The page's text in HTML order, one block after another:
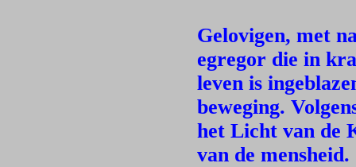
Gelovigen, met
egregor die in
leven is
beweging.
het Licht van de
van de mensheid.